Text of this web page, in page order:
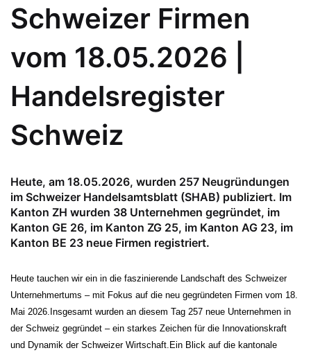
Schweizer Firmen
vom 18.05.2026 |
Handelsregister
Schweiz
Heute, am 18.05.2026, wurden 257 Neugründungen
im Schweizer Handelsamtsblatt (SHAB) publiziert. Im
Kanton ZH wurden 38 Unternehmen gegründet, im
Kanton GE 26, im Kanton ZG 25, im Kanton AG 23, im
Kanton BE 23 neue Firmen registriert.
Heute tauchen wir ein in die faszinierende Landschaft des Schweizer
Unternehmertums – mit Fokus auf die neu gegründeten Firmen vom 18.
Mai 2026. Insgesamt wurden an diesem Tag 257 neue Unternehmen in
der Schweiz gegründet – ein starkes Zeichen für die Innovationskraft
und Dynamik der Schweizer Wirtschaft. Ein Blick auf die kantonale